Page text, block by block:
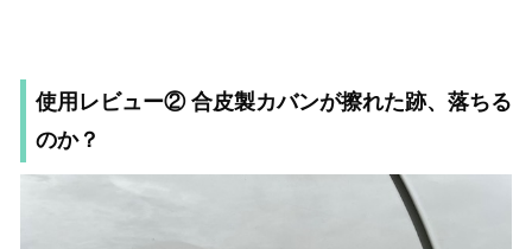
使用レビュー② 合皮製カバンが擦れた跡、落ちる
のか？